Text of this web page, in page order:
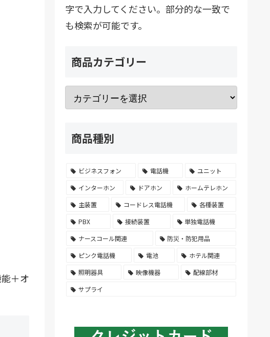
＋オ
字で入力してください。部分的な一致で
も検索が可能です。
商品カテゴリー
商品種別
ビジネスフォン 電話機
ユニット
インターホン
ドアホン
ホームテレホン
主装置
コードレス電話機
各種装置
PBX
接続装置
単独電話機
ナースコール関連
防災・防犯用品
ピンク電話機
電池
ホテル関連
照明器具
映像機器
配線部材
サプライ